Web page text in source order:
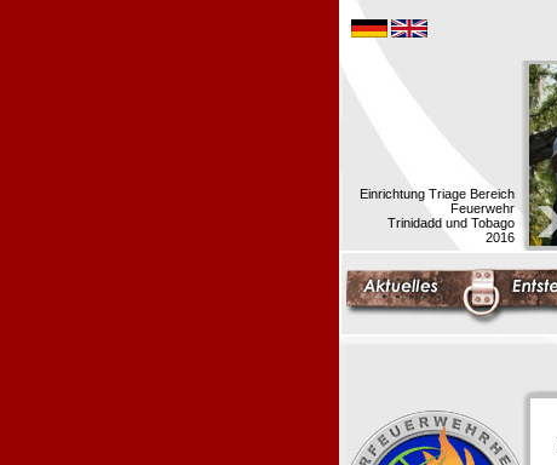
Einrichtung Triage Bereich
Feuerwehr
Trinidadd und Tobago
2016